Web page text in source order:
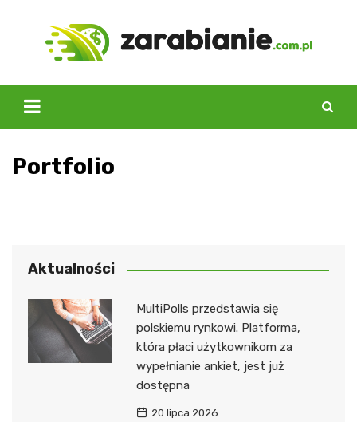
Portfolio
Aktualności
MultiPolls przedstawia się
polskiemu rynkowi. Platforma,
która płaci użytkownikom za
wypełnianie ankiet, jest już
dostępna
20 lipca 2026